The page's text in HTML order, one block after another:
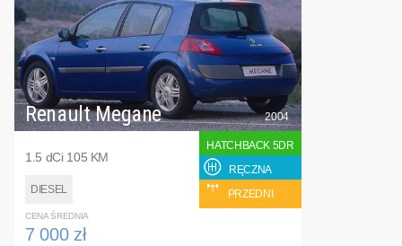
Renault Megane
1.5 dCi 105 KM
DIESEL
2004
HATCHBACK 5DR
RĘCZNA
PRZEDNI
CENA ŚREDNIA
7 000 zł